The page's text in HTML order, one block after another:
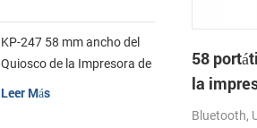
58
la
KMP-II
Bluetooth,
KP-247 58 mm ancho del
Quiosco de la Impresora de
Leer Más